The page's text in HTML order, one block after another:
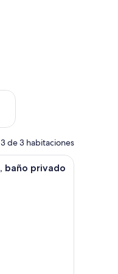
fin de semana,
de 3 habitaciones
estampada. Hay una
con una mesa de vidrio, una
baño privado